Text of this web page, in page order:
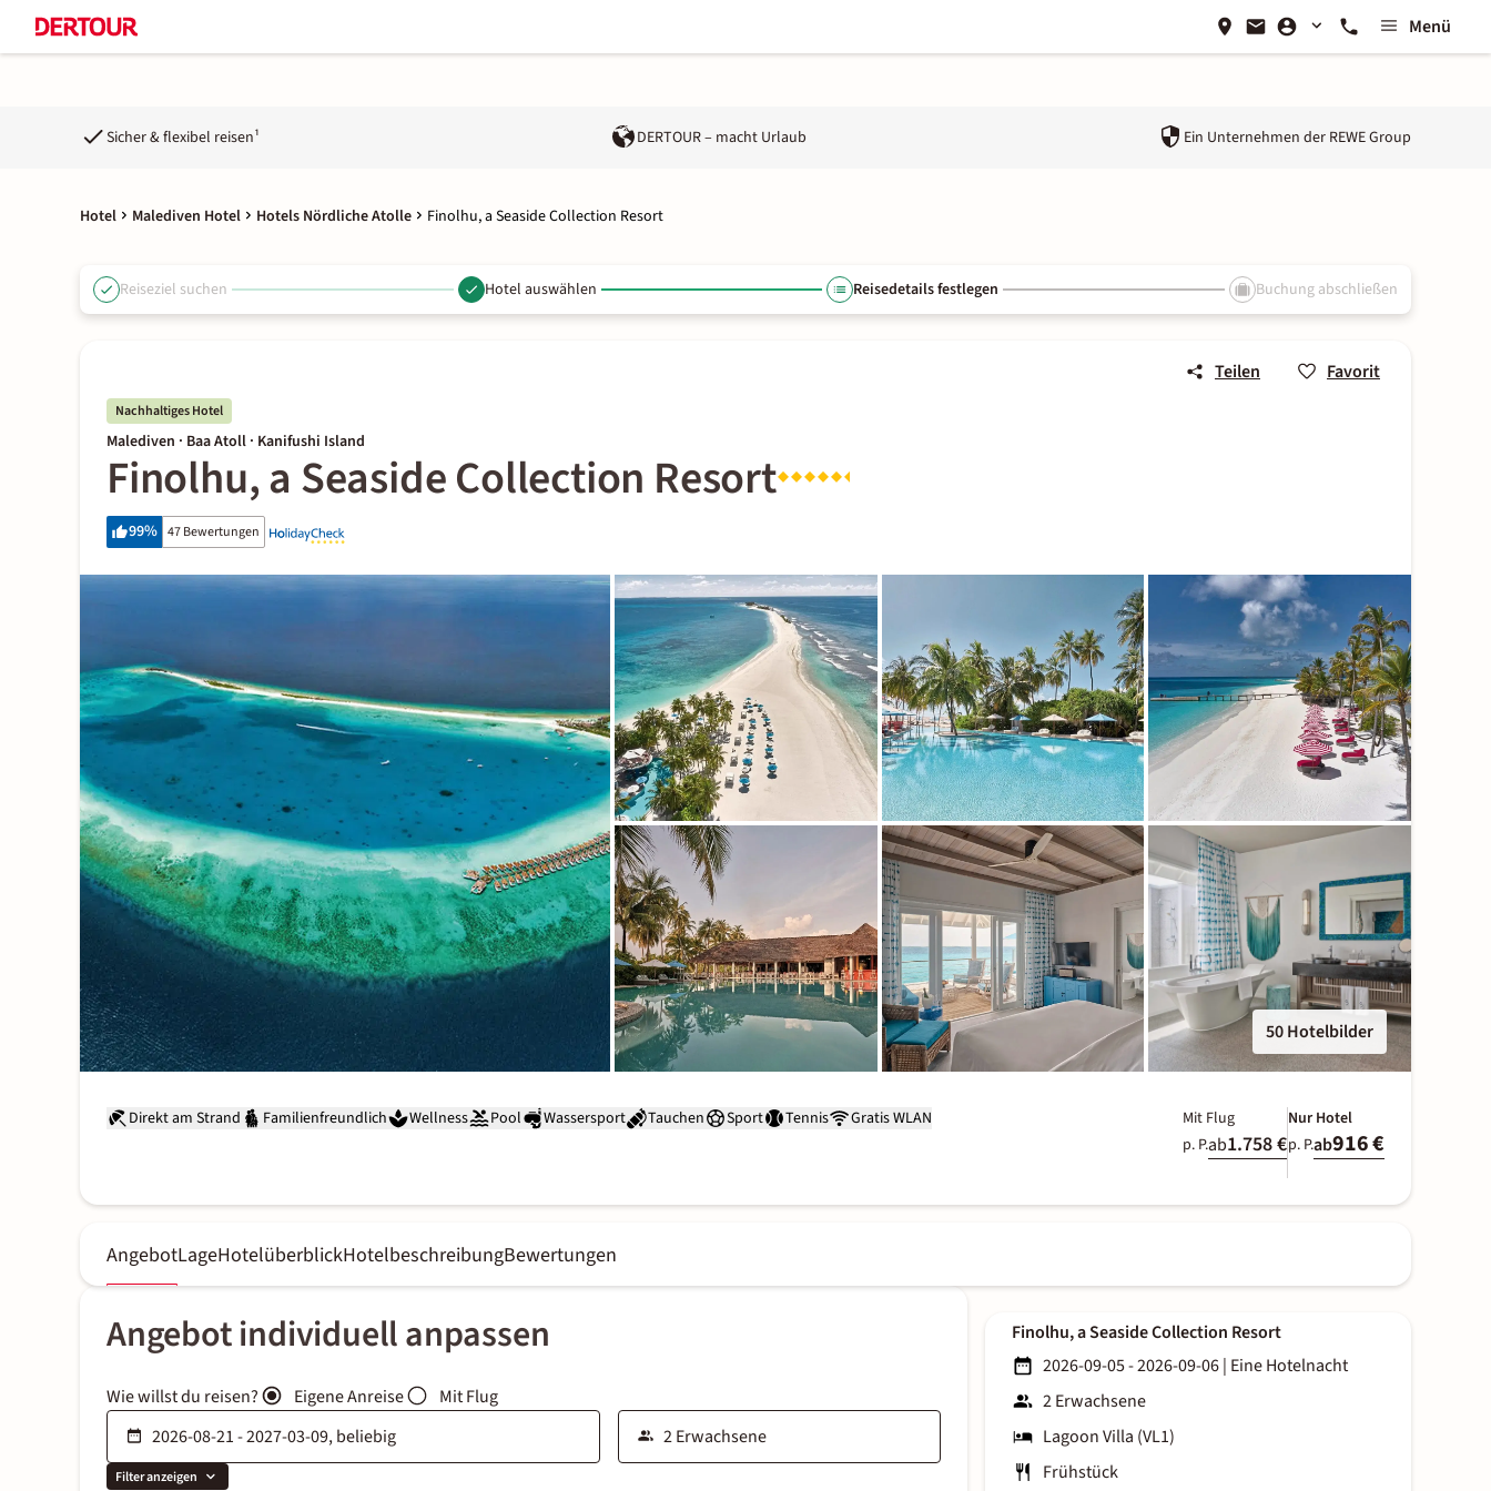
Menü
Sicher & flexibel reisen¹ DERTOUR – macht Urlaub Ein Unternehmen der REWE Group
Hotel Malediven Hotel Hotels Nördliche Atolle Finolhu, a Seaside Collection Resort
Reiseziel suchen Hotel auswählen Reisedetails festlegen Buchung abschließen
Teilen Favorit
Nachhaltiges Hotel
Malediven · Baa Atoll · Kanifushi Island
Finolhu, a Seaside Collection Resort
99% 47 Bewertungen
50 Hotelbilder
Direkt am Strand Familienfreundlich Wellness Pool Wassersport Tauchen Sport Tennis Gratis WLAN
Mit Flug
p. P.ab1.758 €
Nur Hotel
p. P.ab916 €
AngebotLageHotelüberblickHotelbeschreibungBewertungen
Angebot individuell anpassen
Wie willst du reisen? Eigene Anreise Mit Flug
Filter anzeigen
Finolhu, a Seaside Collection Resort
2026-09-05 - 2026-09-06| Eine Hotelnacht
2 Erwachsene
Lagoon Villa (VL1)
Frühstück